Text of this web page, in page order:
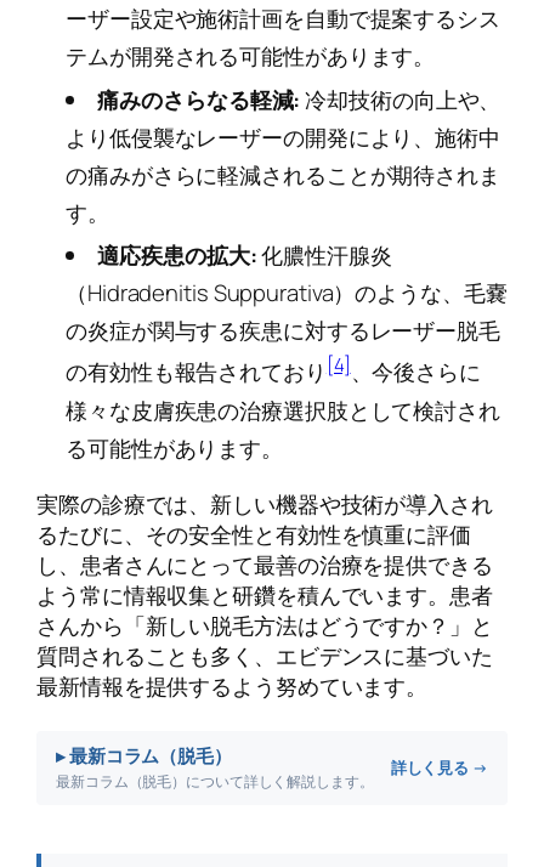
ーザー設定や施術計画を自動で提案するシス
テムが開発される可能性があります。
痛みのさらなる軽減:冷却技術の向上や、
より低侵襲なレーザーの開発により、施術中
の痛みがさらに軽減されることが期待されま
す。
適応疾患の拡大:化膿性汗腺炎
（Hidradenitis Suppurativa）のような、毛嚢
の炎症が関与する疾患に対するレーザー脱毛
の有効性も報告されており[4]、今後さらに
様々な皮膚疾患の治療選択肢として検討され
る可能性があります。
実際の診療では、新しい機器や技術が導入され
るたびに、その安全性と有効性を慎重に評価
し、患者さんにとって最善の治療を提供できる
よう常に情報収集と研鑽を積んでいます。患者
さんから「新しい脱毛方法はどうですか？」と
質問されることも多く、エビデンスに基づいた
最新情報を提供するよう努めています。
▸ 最新コラム（脱毛）
最新コラム（脱毛）について詳しく解説します。
詳しく見る →